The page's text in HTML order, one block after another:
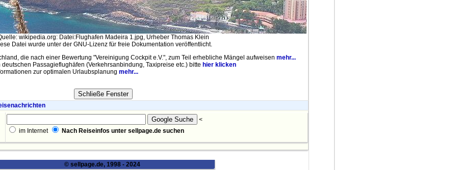
wikipedia.org: Datei:Flughafen Madeira 1.jpg, Urheber Thomas Klein
Datei wurde unter der GNU-Lizenz für freie Dokumentation veröffentlicht.
die nach einer Bewertung "Vereinigung Cockpit e.V.", zum Teil erhebliche Mängel aufweisen mehr...
Passagieflughäfen (Verkehrsanbindung, Taxipreise etc.) bitte hier klicken
zur optimalen Urlaubsplanung mehr...
<
im Internet
Nach Reiseinfos unter sellpage.de suchen
© sellpage.de, 1998 - 2024